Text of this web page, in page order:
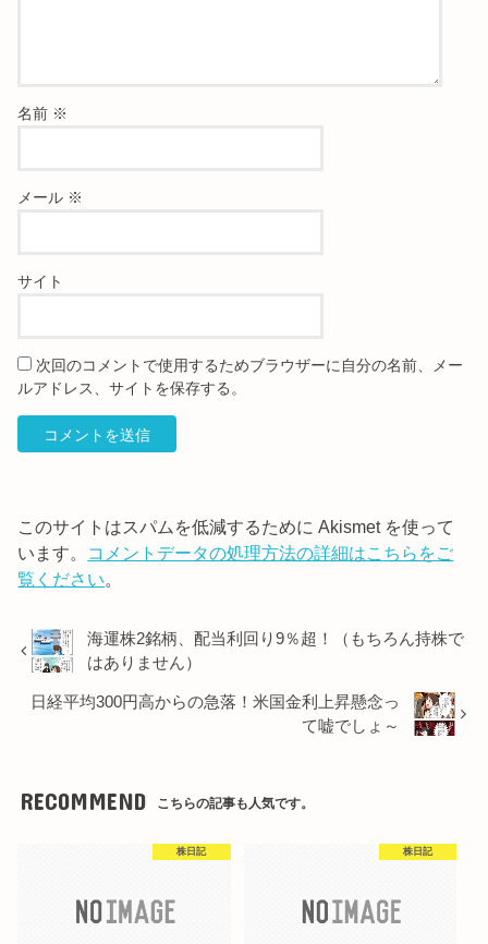
名前 ※
メール ※
サイト
次回のコメントで使用するためブラウザーに自分の名前、メー
ルアドレス、サイトを保存する。
このサイトはスパムを低減するために Akismet を使って
います。 コメントデータの処理方法の詳細はこちらをご
覧ください
海運株2銘柄、配当利回り9％超！（もちろん持株で
はありません）
日経平均300円高からの急落！米国金利上昇懸念っ
て嘘でしょ～
RECOMMEND こちらの記事も人気です。
株日記 株日記